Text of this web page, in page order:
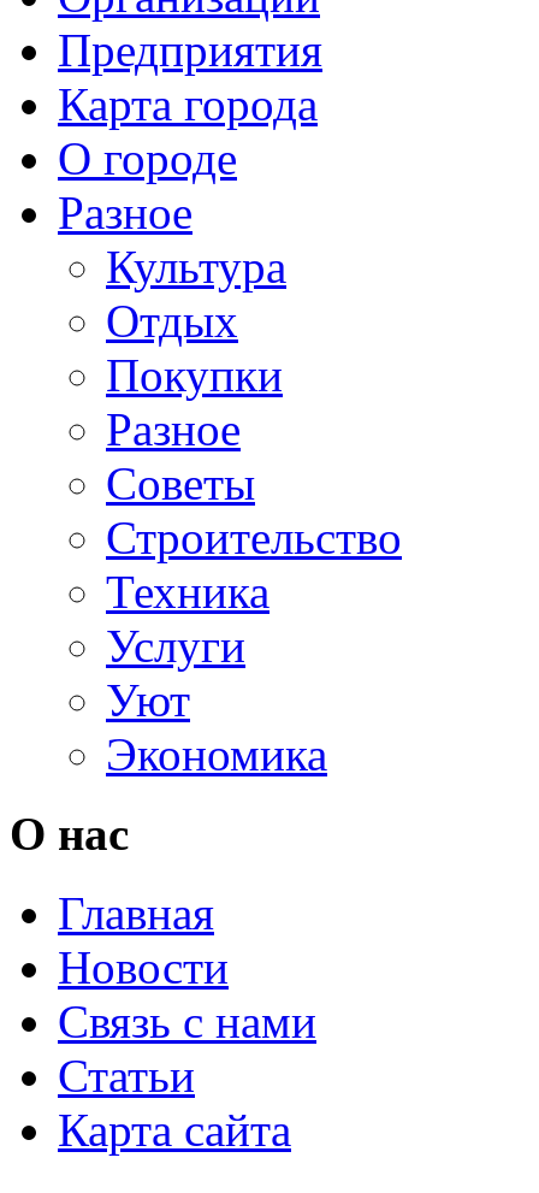
Предприятия
Карта города
О городе
Разное
Культура
Отдых
Покупки
Разное
Советы
Строительство
Техника
Услуги
Уют
Экономика
О нас
Главная
Новости
Связь с нами
Статьи
Карта сайта